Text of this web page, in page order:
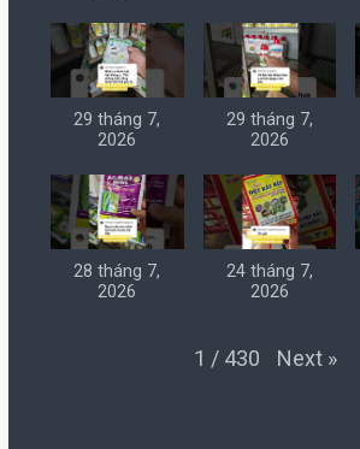
29 tháng 7,
2026
29 tháng 7,
2026
28 tháng 7,
2026
24 tháng 7,
2026
1 / 430 Next »